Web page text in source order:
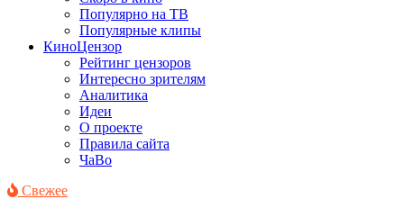
Популярно на ТВ
Популярные клипы
КиноЦензор
Рейтинг цензоров
Интересно зрителям
Аналитика
Идеи
О проекте
Правила сайта
ЧаВо
Свежее